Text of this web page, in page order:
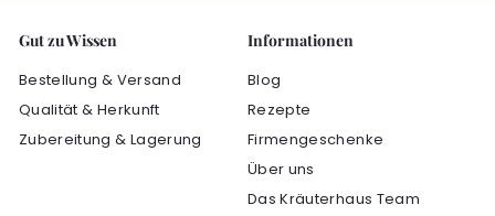
Gut zu Wissen
Bestellung & Versand
Qualität & Herkunft
Zubereitung & Lagerung
Informationen
Blog
Rezepte
Firmengeschenke
Über uns
Das Kräuterhaus Team